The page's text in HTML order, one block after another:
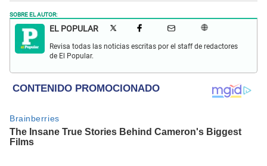
SOBRE EL AUTOR:
EL POPULAR
Revisa todas las noticias escritas por el staff de redactores
de El Popular.